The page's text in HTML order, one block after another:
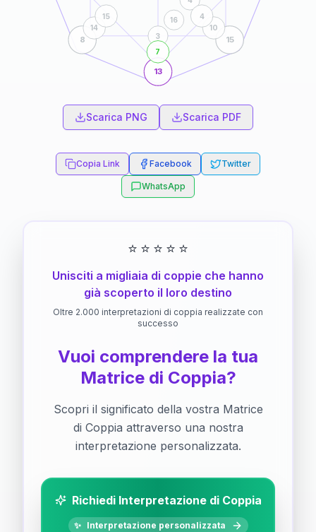
13
8 15
3
16
7
14
15
10
4
Scarica PNG Scarica PDF
Copia Link Facebook Twitter
WhatsApp
⭐ ⭐ ⭐ ⭐ ⭐
Unisciti a migliaia di coppie che hanno
già scoperto il loro destino
Oltre 2.000 interpretazioni di coppia realizzate con
successo
Vuoi comprendere la tua
Matrice di Coppia?
Scopri il significato della vostra Matrice
di Coppia attraverso una nostra
interpretazione personalizzata.
Richiedi Interpretazione di Coppia
✨ Interpretazione personalizzata